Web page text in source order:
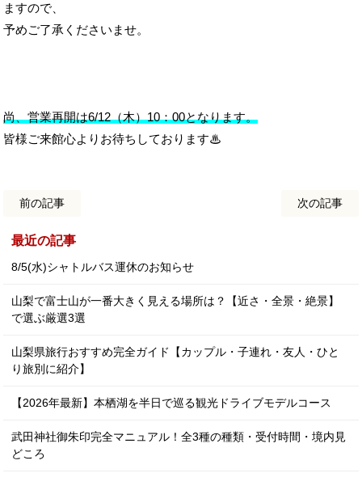
ますので、
予めご了承くださいませ。
尚、営業再開は6/12（木）10：00となります。
皆様ご来館心よりお待ちしております♨
前の記事 次の記事
最近の記事
8/5(水)シャトルバス運休のお知らせ
山梨で富士山が一番大きく見える場所は？【近さ・全景・絶景】
で選ぶ厳選3選
山梨県旅行おすすめ完全ガイド【カップル・子連れ・友人・ひと
り旅別に紹介】
【2026年最新】本栖湖を半日で巡る観光ドライブモデルコース
武田神社御朱印完全マニュアル！全3種の種類・受付時間・境内見
どころ